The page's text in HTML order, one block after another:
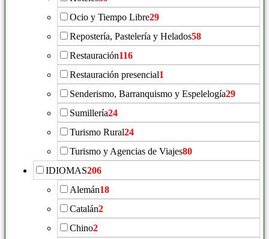
Ocio y Tiempo Libre29
Repostería, Pastelería y Helados58
Restauración116
Restauración presencial1
Senderismo, Barranquismo y Espelelogía29
Sumillería24
Turismo Rural24
Turismo y Agencias de Viajes80
IDIOMAS206
Alemán18
Catalán2
Chino2